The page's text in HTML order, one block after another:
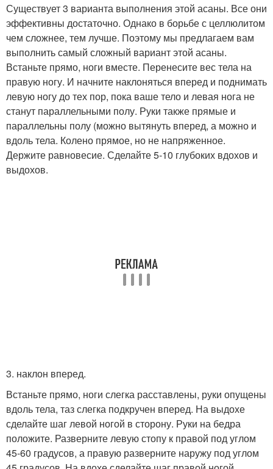
Существует 3 варианта выполнения этой асаны. Все они
эффективны достаточно. Однако в борьбе с целлюлитом
чем сложнее, тем лучше. Поэтому мы предлагаем вам
выполнить самый сложный вариант этой асаны.
Встаньте прямо, ноги вместе. Перенесите вес тела на
правую ногу. И начните наклоняться вперед и поднимать
левую ногу до тех пор, пока ваше тело и левая нога не
станут параллельными полу. Руки также прямые и
параллельны полу (можно вытянуть вперед, а можно и
вдоль тела. Колено прямое, но не напряженное.
Держите равновесие. Сделайте 5-10 глубоких вдохов и
выдохов.
3. наклон вперед.
Встаньте прямо, ноги слегка расставлены, руки опущены
вдоль тела, таз слегка подкручен вперед. На выдохе
сделайте шаг левой ногой в сторону. Руки на бедра
положите. Разверните левую стопу к правой под углом
45-60 градусов, а правую разверните наружу под углом